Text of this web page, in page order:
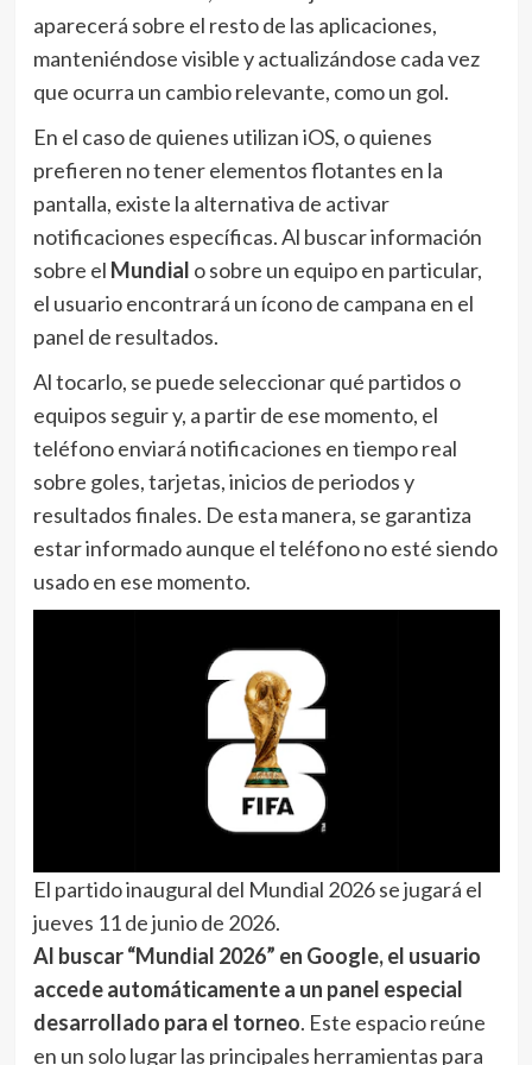
aparecerá sobre el resto de las aplicaciones,
manteniéndose visible y actualizándose cada vez
que ocurra un cambio relevante, como un gol.
En el caso de quienes utilizan iOS, o quienes
prefieren no tener elementos flotantes en la
pantalla, existe la alternativa de activar
notificaciones específicas. Al buscar información
sobre el Mundial o sobre un equipo en particular,
el usuario encontrará un ícono de campana en el
panel de resultados.
Al tocarlo, se puede seleccionar qué partidos o
equipos seguir y, a partir de ese momento, el
teléfono enviará notificaciones en tiempo real
sobre goles, tarjetas, inicios de periodos y
resultados finales. De esta manera, se garantiza
estar informado aunque el teléfono no esté siendo
usado en ese momento.
El partido inaugural del Mundial 2026 se jugará el
jueves 11 de junio de 2026.
Al buscar “Mundial 2026” en Google, el usuario
accede automáticamente a un panel especial
desarrollado para el torneo. Este espacio reúne
en un solo lugar las principales herramientas para